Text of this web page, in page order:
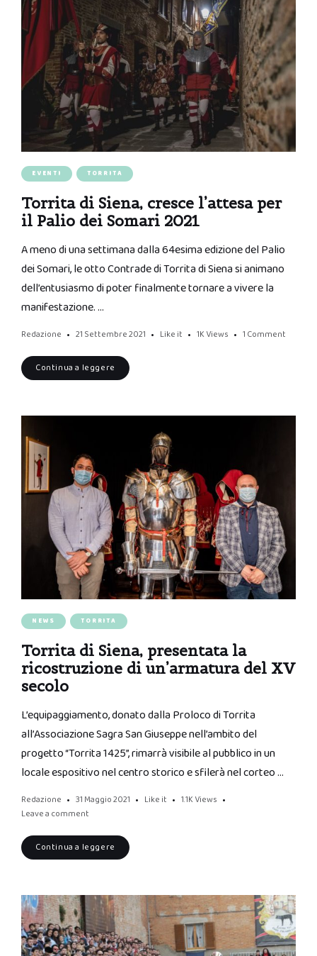
EVENTI TORRITA
Torrita di Siena, cresce l’attesa per
il Palio dei Somari 2021
A meno di una settimana dalla 64esima edizione del Palio
dei Somari, le otto Contrade di Torrita di Siena si animano
dell’entusiasmo di poter finalmente tornare a vivere la
manifestazione. …
Redazione 21 Settembre 2021 Like it 1K Views 1 Comment
Continua a leggere
NEWS TORRITA
Torrita di Siena, presentata la
ricostruzione di un’armatura del XV
secolo
L’equipaggiamento, donato dalla Proloco di Torrita
all’Associazione Sagra San Giuseppe nell’ambito del
progetto “Torrita 1425”, rimarrà visibile al pubblico in un
locale espositivo nel centro storico e sfilerà nel corteo …
Redazione 31 Maggio 2021 Like it 1.1K Views
Leave a comment
Continua a leggere